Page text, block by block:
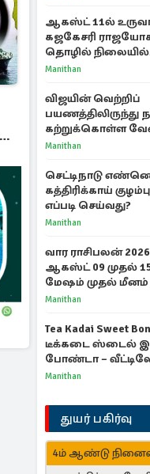
ஆகஸ்ட் 11ல்
கஜகேசரி
தொழில் நிலையில்
அதிர்ஷ்டம் பெறும் 3
Manithan
விஜயின் வெற்றிப்
பயணத்திலிருந்து
கற்றுக்கொள்ள
முக்கிய 3 விடயங்கள்!
Manithan
செட்டிநாடு
கத்திரிக்காய்
எப்படி செய்வது?
Manithan
வார ராசிபலன்
ஆகஸ்ட் 09 முதல்
மேஷம் முதல் மீனம்
முழு பலன்கள்
Manithan
Tea Kadai Sweet
டீக்கடை ஸ்டைல்
போண்டா –
செய்வது எப்படி?
Manithan
துயர் பகிர்வு
4ம் ஆண்டு